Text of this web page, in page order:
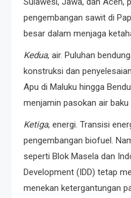
pengembangan sawit di
besar dalam menjaga
Kedua, air. Puluhan
konstruksi dan
Apu di Maluku hingga
menjamin pasokan air baku
Ketiga, energi. Transisi
pengembangan biofuel.
seperti Blok Masela dan
Development (IDD) tetap
menekan ketergantungan